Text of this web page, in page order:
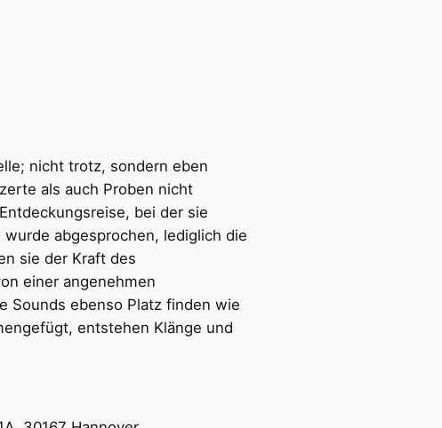
nicht trotz, sondern eben
als auch Proben nicht
bei der sie
abgesprochen, lediglich die
sie der Kraft des
einer angenehmen
Sounds ebenso Platz finden wie
entstehen Klänge und